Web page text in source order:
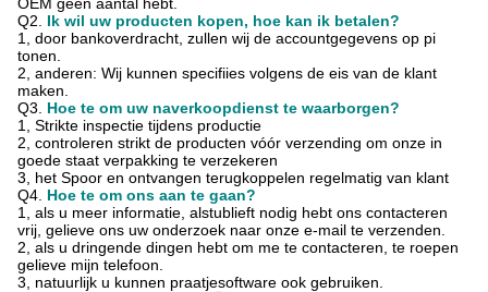
Q2. Ik wil uw producten kopen, hoe kan ik betalen?
1, door bankoverdracht, zullen wij de accountgegevens op pi
tonen.
2, anderen: Wij kunnen specifiies volgens de eis van de klant
maken.
Q3. Hoe te om uw naverkoopdienst te waarborgen?
1, Strikte inspectie tijdens productie
2, controleren strikt de producten vóór verzending om onze in
goede staat verpakking te verzekeren
3, het Spoor en ontvangen terugkoppelen regelmatig van klant
Q4. Hoe te om ons aan te gaan?
1, als u meer informatie, alstublieft nodig hebt ons contacteren
vrij, gelieve ons uw onderzoek naar onze e-mail te verzenden.
2, als u dringende dingen hebt om me te contacteren, te roepen
gelieve mijn telefoon.
3, natuurlijk u kunnen praatjesoftware ook gebruiken.